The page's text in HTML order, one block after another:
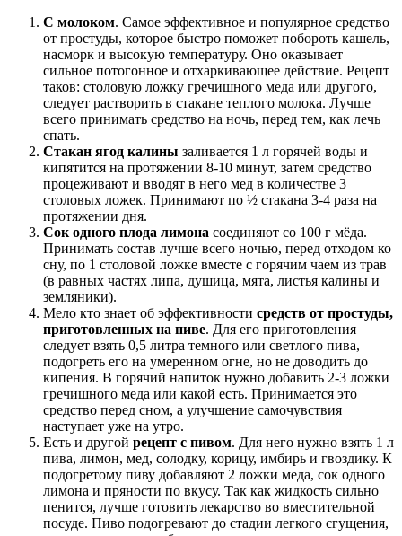
С молоком. Самое эффективное и популярное средство
от простуды, которое быстро поможет побороть кашель,
насморк и высокую температуру. Оно оказывает
сильное потогонное и отхаркивающее действие. Рецепт
таков: столовую ложку гречишного меда или другого,
следует растворить в стакане теплого молока. Лучше
всего принимать средство на ночь, перед тем, как лечь
спать.
Стакан ягод калины заливается 1 л горячей воды и
кипятится на протяжении 8-10 минут, затем средство
процеживают и вводят в него мед в количестве 3
столовых ложек. Принимают по ½ стакана 3-4 раза на
протяжении дня.
Сок одного плода лимона соединяют со 100 г мёда.
Принимать состав лучше всего ночью, перед отходом ко
сну, по 1 столовой ложке вместе с горячим чаем из трав
(в равных частях липа, душица, мята, листья калины и
земляники).
Мело кто знает об эффективности средств от простуды,
приготовленных на пиве. Для его приготовления
следует взять 0,5 литра темного или светлого пива,
подогреть его на умеренном огне, но не доводить до
кипения. В горячий напиток нужно добавить 2-3 ложки
гречишного меда или какой есть. Принимается это
средство перед сном, а улучшение самочувствия
наступает уже на утро.
Есть и другой рецепт с пивом. Для него нужно взять 1 л
пива, лимон, мед, солодку, корицу, имбирь и гвоздику. К
подогретому пиву добавляют 2 ложки меда, сок одного
лимона и пряности по вкусу. Так как жидкость сильно
пенится, лучше готовить лекарство во вместительной
посуде. Пиво подогревают до стадии легкого сгущения,